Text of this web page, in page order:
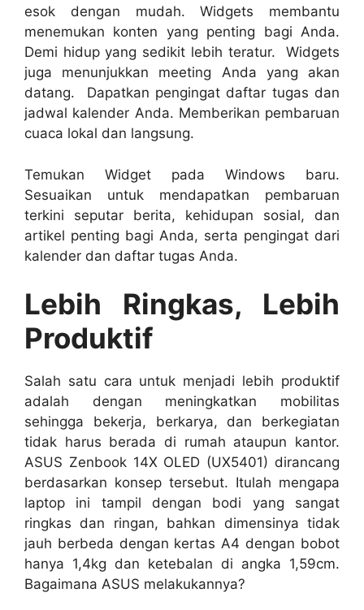
esok dengan mudah. Widgets membantu
menemukan konten yang penting bagi Anda.
Demi hidup yang sedikit lebih teratur. Widgets
juga menunjukkan meeting Anda yang akan
datang. Dapatkan pengingat daftar tugas dan
jadwal kalender Anda. Memberikan pembaruan
cuaca lokal dan langsung.
Temukan Widget pada Windows baru.
Sesuaikan untuk mendapatkan pembaruan
terkini seputar berita, kehidupan sosial, dan
artikel penting bagi Anda, serta pengingat dari
kalender dan daftar tugas Anda.
Lebih Ringkas, Lebih
Produktif
Salah satu cara untuk menjadi lebih produktif
adalah dengan meningkatkan mobilitas
sehingga bekerja, berkarya, dan berkegiatan
tidak harus berada di rumah ataupun kantor.
ASUS Zenbook 14X OLED (UX5401) dirancang
berdasarkan konsep tersebut. Itulah mengapa
laptop ini tampil dengan bodi yang sangat
ringkas dan ringan, bahkan dimensinya tidak
jauh berbeda dengan kertas A4 dengan bobot
hanya 1,4kg dan ketebalan di angka 1,59cm.
Bagaimana ASUS melakukannya?